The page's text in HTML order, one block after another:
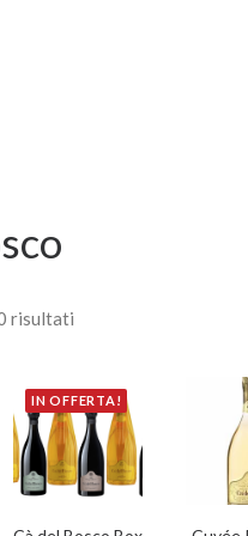
risultati
IN OFFERTA!
AGGIUNGI AL CARRELLO